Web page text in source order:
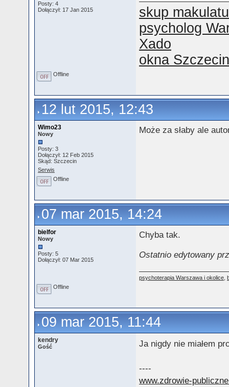
Posty: 4
Dołączył: 17 Jan 2015
skup
psycholog
Xado
okna Szczecin
Offline
12 lut 2015, 12:43
Wimo23
Nowy
Posty: 3
Dołączył: 12 Feb 2015
Skąd: Szczecin
Serwis
Może za słaby ale
Offline
07 mar 2015, 14:24
bielfor
Nowy
Posty: 5
Dołączył: 07 Mar 2015
Chyba tak.
Ostatnio edytowany
psychoterapia Warszawa i okolice
Offline
09 mar 2015, 11:44
kendry
Gość Ja nigdy nie miałem
----
www.zdrowie-